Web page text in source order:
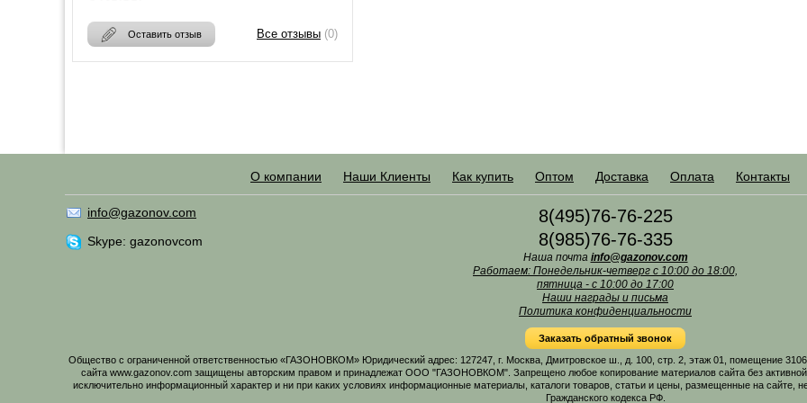
Оставить отзыв Все отзывы (0)
О компании Наши Клиенты Как купить Оптом Доставка Оплата Контакты
info@gazonov.com
Skype: gazonovcom
8(495)76-76-225
8(985)76-76-335
Наша почта info@gazonov.com
Работаем: Понедельник-четверг с 10:00 до 18:00,
пятница - с 10:00 до 17:00
Наши награды и письма
Политика конфиденциальности
Заказать обратный звонок
Общество с ограниченной ответственностью «ГАЗОНОВКОМ» Юридический адрес: 127247, г. Москва, Дмитровское ш., д. 100, стр. 2, этаж 01, помещение
сайта www.gazonov.com защищены авторским правом и принадлежат ООО "ГАЗОНОВКОМ". Запрещено любое копирование материалов сайта без активной
исключительно информационный характер и ни при каких условиях информационные материалы, каталоги товаров, статьи и цены, размещенные на сайте,
Гражданского кодекса РФ.